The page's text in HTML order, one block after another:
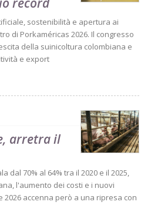
sostenibilità e apertura ai
di Porkaméricas 2026. Il congresso
della suinicoltura colombiana e
e export
arretra il
dal 70% al 64% tra il 2020 e il 2025,
l'aumento dei costi e i nuovi
2026 accenna però a una ripresa con